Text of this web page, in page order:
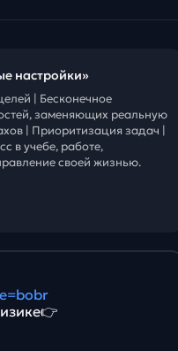
настройки»
| Бесконечное
заменяющих реальную
| Приоритизация задач |
в учебе, работе,
своей жизнью.